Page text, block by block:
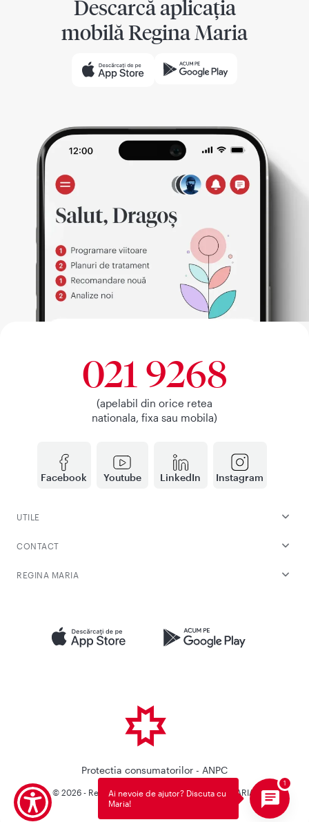
Descarcă aplicația
mobilă Regina Maria
Facebook Youtube LinkedIn Instagram
021 9268
(apelabil din orice retea
nationala, fixa sau mobila)
UTILE
CONTACT
REGINA MARIA
Protectia consumatorilor - ANPC
© 2026 - Reteaua Privata de Sanatate REGINA MARIA.
Toate drepturile rezervate.
Ai nevoie de ajutor? Discuta cu
Maria!